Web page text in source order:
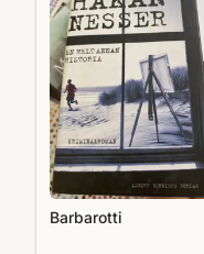
Barbarotti